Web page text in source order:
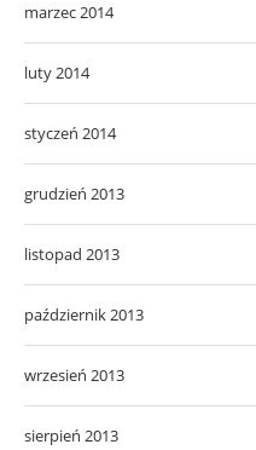
marzec 2014
luty 2014
styczeń 2014
grudzień 2013
listopad 2013
październik 2013
wrzesień 2013
sierpień 2013